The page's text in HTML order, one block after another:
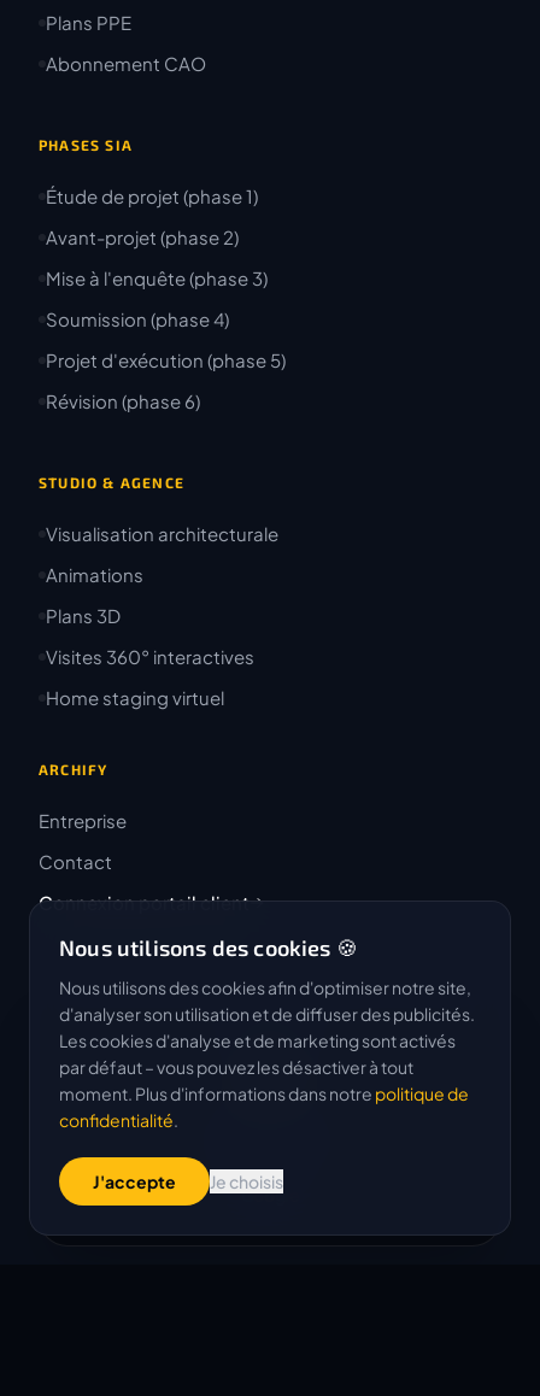
Plans PPE
Abonnement CAO
PHASES SIA
Étude de projet (phase 1)
Avant-projet (phase 2)
Mise à l'enquête (phase 3)
Soumission (phase 4)
Projet d'exécution (phase 5)
Révision (phase 6)
STUDIO & AGENCE
Visualisation architecturale
Animations
Plans 3D
Visites 360° interactives
Home staging virtuel
ARCHIFY
Entreprise
Contact
Connexion portail client
4.9 / 5
★★★★★
Goog
Nous utilisons des cookies 🍪
Nous utilisons des cookies afin d'optimiser notre site,
d'analyser son utilisation et de diffuser des publicités.
Les cookies d'analyse et de marketing sont activés
par défaut – vous pouvez les désactiver à tout
moment. Plus d'informations dans notre politique de
confidentialité.
J'accepte Je choisis